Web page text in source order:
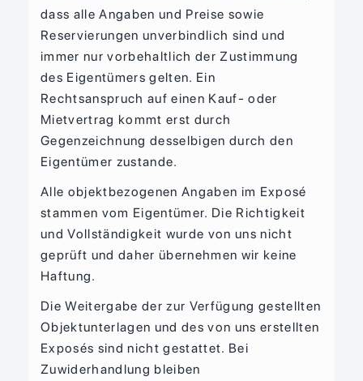
dass alle Angaben und Preise sowie
Reservierungen unverbindlich sind und
immer nur vorbehaltlich der Zustimmung
des Eigentümers gelten. Ein
Rechtsanspruch auf einen Kauf- oder
Mietvertrag kommt erst durch
Gegenzeichnung desselbigen durch den
Eigentümer zustande.
Alle objektbezogenen Angaben im Exposé
stammen vom Eigentümer. Die Richtigkeit
und Vollständigkeit wurde von uns nicht
geprüft und daher übernehmen wir keine
Haftung.
Die Weitergabe der zur Verfügung gestellten
Objektunterlagen und des von uns erstellten
Exposés sind nicht gestattet. Bei
Zuwiderhandlung bleiben